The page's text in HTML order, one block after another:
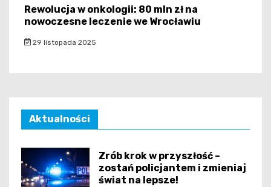
Rewolucja w onkologii: 80 mln zł na
nowoczesne leczenie we Wrocławiu
29 listopada 2025
Aktualności
Zrób krok w przyszłość –
zostań policjantem i zmieniaj
świat na lepsze!